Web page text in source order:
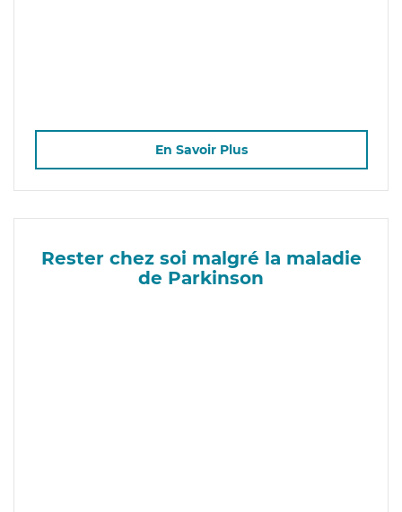
En Savoir Plus
Rester chez soi malgré la maladie
de Parkinson